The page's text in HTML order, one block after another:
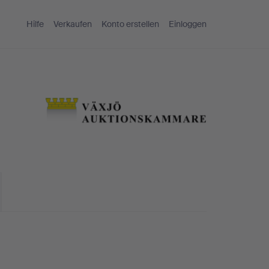
Hilfe Verkaufen Konto erstellen Einloggen